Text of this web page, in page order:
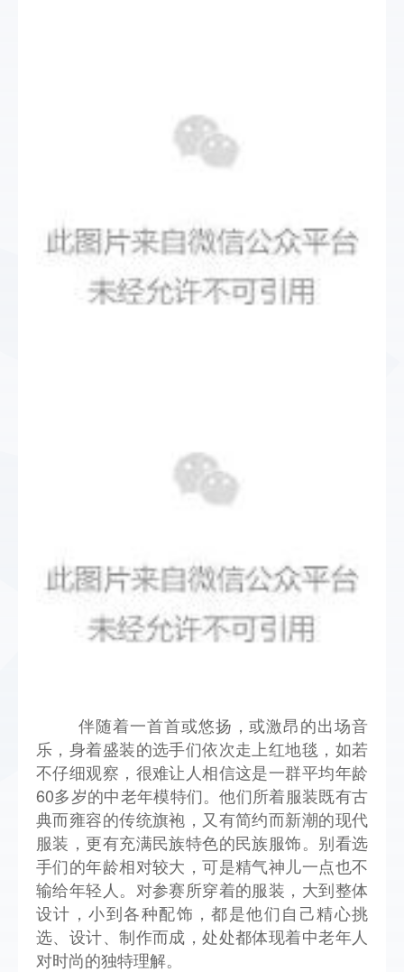
伴随着一首首或悠扬，或激昂的出场音
乐，身着盛装的选手们依次走上红地毯，如若
不仔细观察，很难让人相信这是一群平均年龄
60多岁的中老年模特们。他们所着服装既有古
典而雍容的传统旗袍，又有简约而新潮的现代
服装，更有充满民族特色的民族服饰。别看选
手们的年龄相对较大，可是精气神儿一点也不
输给年轻人。对参赛所穿着的服装，大到整体
设计，小到各种配饰，都是他们自己精心挑
选、设计、制作而成，处处都体现着中老年人
对时尚的独特理解。